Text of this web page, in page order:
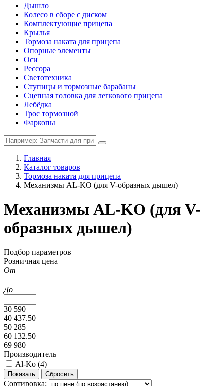
Дышло
Колесо в сборе с диском
Комплектующие прицепа
Крылья
Тормоза наката для прицепа
Опорные элементы
Оси
Рессора
Светотехника
Ступицы и тормозные барабаны
Сцепная головка для легкового прицепа
Лебёдка
Трос тормозной
Фаркопы
Главная
Каталог товаров
Тормоза наката для прицепа
Механизмы AL-KO (для V-образных дышел)
Механизмы AL-KO (для V-
образных дышел)
Подбор параметров
Розничная цена
От
До
30 590
40 437.50
50 285
60 132.50
69 980
Производитель
Al-Ko (4)
Сортировка: